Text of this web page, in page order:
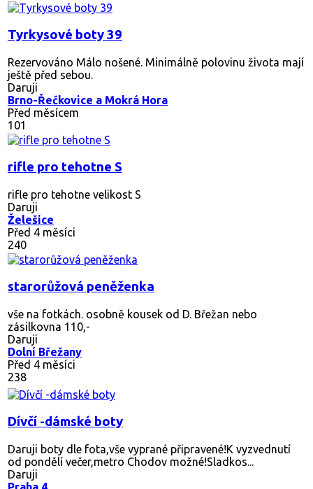
Tyrkysové boty 39
Rezervováno Málo nošené. Minimálně polovinu života mají
ještě před sebou.
Daruji
Brno-Řečkovice a Mokrá Hora
Před měsícem
101
rifle pro tehotne S
rifle pro tehotne velikost S
Daruji
Želešice
Před 4 měsíci
240
starorůžová peněženka
vše na fotkách. osobně kousek od D. Břežan nebo
zásilkovna 110,-
Daruji
Dolní Břežany
Před 4 měsíci
238
Dívčí -dámské boty
Daruji boty dle fota,vše vyprané připravené!K vyzvednutí
od pondělí večer,metro Chodov možné!Sladkos...
Daruji